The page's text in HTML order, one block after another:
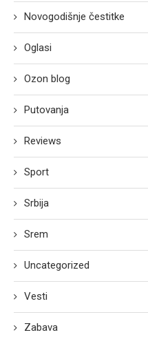
Novogodišnje čestitke
Oglasi
Ozon blog
Putovanja
Reviews
Sport
Srbija
Srem
Uncategorized
Vesti
Zabava